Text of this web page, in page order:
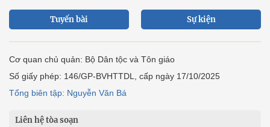
Tuyến bài Sự kiện
Cơ quan chủ quản: Bộ Dân tộc và Tôn giáo
Số giấy phép: 146/GP-BVHTTDL, cấp ngày 17/10/2025
Tổng biên tập: Nguyễn Văn Bá
Liên hệ tòa soạn